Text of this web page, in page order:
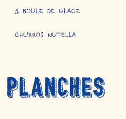
1 BOULE DE GLACE
CHURROS NUTELLA